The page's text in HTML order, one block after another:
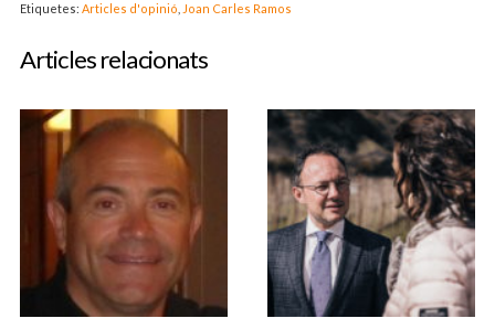
Etiquetes: Articles d'opinió Joan Carles Ramos
Articles relacionats